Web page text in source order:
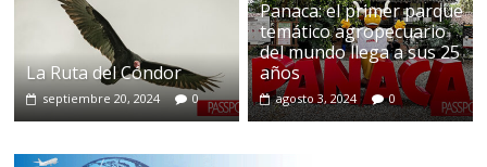
La Ruta del Cóndor
septiembre 20, 2024 0
Panaca: el primer parque
temático agropecuario
del mundo llega a sus 25
años
agosto 3, 2024 0